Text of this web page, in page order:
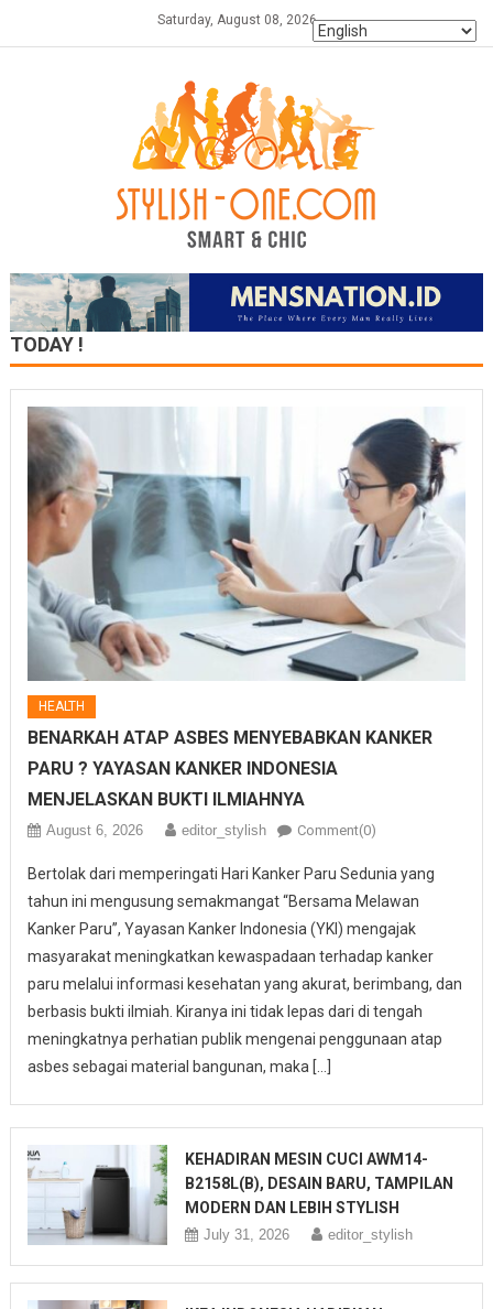
Saturday, August 08, 2026
TODAY !
HEALTH
BENARKAH ATAP ASBES MENYEBABKAN KANKER
PARU ? YAYASAN KANKER INDONESIA
MENJELASKAN BUKTI ILMIAHNYA
August 6, 2026 editor_stylish Comment(0)
Bertolak dari memperingati Hari Kanker Paru Sedunia yang
tahun ini mengusung semakmangat “Bersama Melawan
Kanker Paru”, Yayasan Kanker Indonesia (YKI) mengajak
masyarakat meningkatkan kewaspadaan terhadap kanker
paru melalui informasi kesehatan yang akurat, berimbang, dan
berbasis bukti ilmiah. Kiranya ini tidak lepas dari di tengah
meningkatnya perhatian publik mengenai penggunaan atap
asbes sebagai material bangunan, maka […]
KEHADIRAN MESIN CUCI AWM14-
B2158L(B), DESAIN BARU, TAMPILAN
MODERN DAN LEBIH STYLISH
July 31, 2026 editor_stylish